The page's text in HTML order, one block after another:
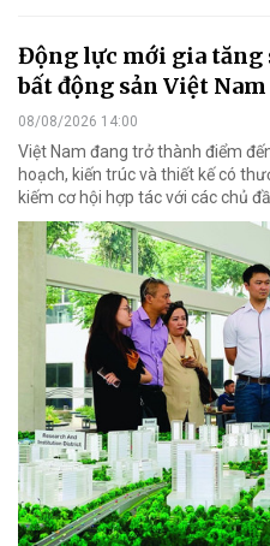
Động lực mới gia
bất động sản Việt
08/08/2026 14:00
Việt Nam đang trở thành điểm
hoạch, kiến trúc và thiết kế có
kiếm cơ hội hợp tác với các chủ